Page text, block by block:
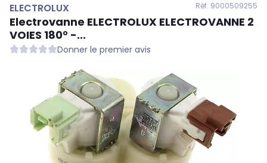
ELECTROLUX Réf. 9000509255
Electrovanne ELECTROLUX ELECTROVANNE 2
VOIES 180° -...
Donner le premier avis